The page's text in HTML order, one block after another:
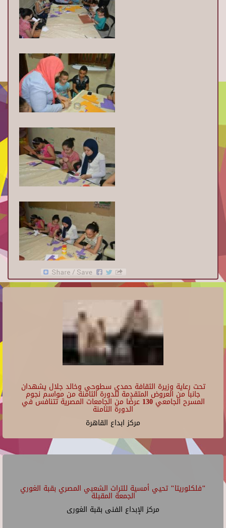
تحت رعاية وزيرة الثقافة حمدي سطوحي وخالد جلال يشهدان
جانبا من العروض المتقدمة للدورة الثامنة من مواسم نجوم
المسرح الجامعي 130 عرضًا من الجامعات المصرية تتنافس في
الدورة الثامنة
مركز ابداع القاهرة
"فلكلوريتا" تحيي أمسية للتراث الشعبي المصري بقبة الغوري
الجمعة المقبلة
مركز الإبداع الفنى بقبة الغورى